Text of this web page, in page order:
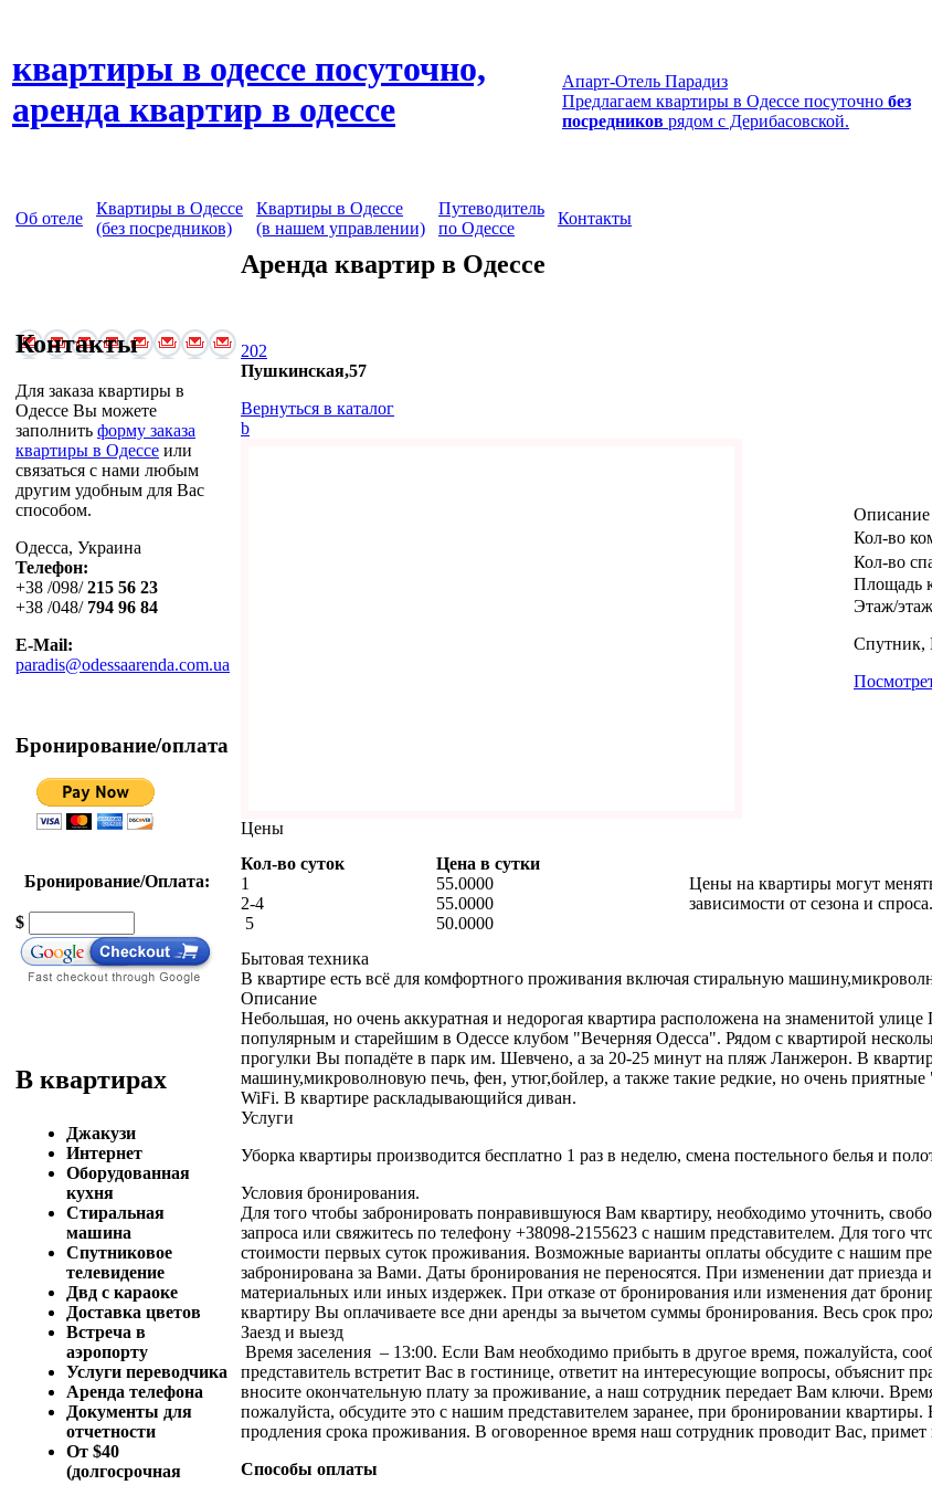
квартиры в одессе посуточно,
аренда квартир в одессе
Апарт-Отель Парадиз
Предлагаем квартиры в Одессе посуточно без
посредников рядом с Дерибасовской.
Об отеле
Квартиры в Одессе
(без посредников)
Квартиры в Одессе
(в нашем управлении)
Путеводитель
по Одессе
Контакты
Контакты
Для заказа квартиры в
Одессе Вы можете
заполнить форму заказа
квартиры в Одессе или
связаться с нами любым
другим удобным для Вас
способом.
Одесса, Украина
Телефон:
+38 /098/215 56 23
+38 /048/ 794 96 84
E-Mail:
paradis@odessaarenda.com.ua
Бронирование/оплата
Бронирование/Оплата:
$
В квартирах
Джакузи
Интернет
Оборудованная
кухня
Стиральная
машина
Спутниковое
телевидение
Двд с караоке
Доставка цветов
Встреча в
аэропорту
Услуги переводчика
Аренда телефона
Документы для
отчетности
От $40
(долгосрочная
Аренда квартир в Одессе
202
Пушкинская,57
Вернуться в каталог
b
Описание
Кол-во
Кол-во
Площадь
Этаж/
Спутник,
Цены
Кол-во суток
Цена в сутки
1
2-4
5
55.0000
55.0000
50.0000
Цены на квартиры могут
зависимости от сезона и спроса.
Бытовая техника
В квартире есть всё для комфортного проживания включая стиральную
Описание
Небольшая, но очень аккуратная и недорогая квартира расположена на знаменитой
популярным и старейшим в Одессе клубом "Вечерняя Одесса". Рядом с квартирой
прогулки Вы попадёте в парк им. Шевчено, а за 20-25 минут на пляж Ланжерон. В
машину,микроволновую печь, фен, утюг,бойлер, а также такие редкие, но очень
WiFi. В квартире раскладывающийся диван.
Услуги
Уборка квартиры производится бесплатно 1 раз в неделю, смена постельного белья и
Условия бронирования.
Для того чтобы забронировать понравившуюся Вам квартиру, необходимо уточнить,
запроса или свяжитесь по телефону +38098-2155623 с нашим представителем. Для того
стоимости первых суток проживания. Возможные варианты оплаты обсудите с нашим
забронирована за Вами. Даты бронирования не переносятся. При изменении дат
материальных или иных издержек. При отказе от бронирования или изменения дат
квартиру Вы оплачиваете все дни аренды за вычетом суммы бронирования. Весь срок
Заезд и выезд
Время заселения – 13:00. Если Вам необходимо прибыть в другое время, пожалуйста,
представитель встретит Вас в гостинице, ответит на интересующие вопросы, объяснит
вносите окончательную плату за проживание, а наш сотрудник передает Вам ключи.
пожалуйста, обсудите это с нашим представителем заранее, при бронировании
продления срока проживания. В оговоренное время наш сотрудник проводит Вас, примет
Способы оплаты